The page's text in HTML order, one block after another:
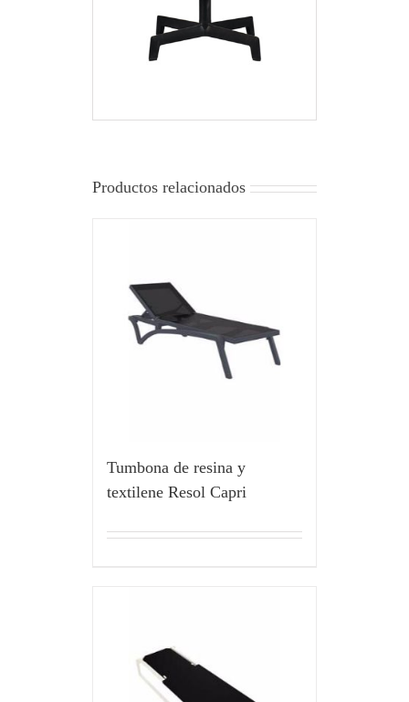
Productos relacionados
Tumbona de resina y
textilene Resol Capri